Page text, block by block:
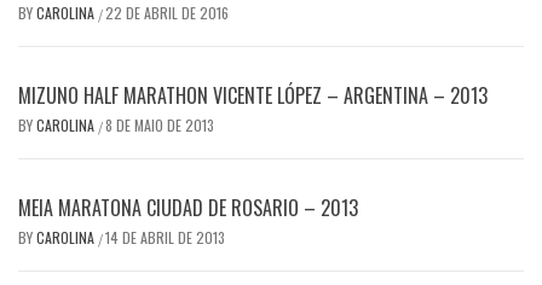
BYCAROLINA /22 DE ABRIL DE 2016
MIZUNO HALF MARATHON VICENTE LÓPEZ – ARGENTINA – 2013
BYCAROLINA /8 DE MAIO DE 2013
MEIA MARATONA CIUDAD DE ROSARIO – 2013
BYCAROLINA /14 DE ABRIL DE 2013